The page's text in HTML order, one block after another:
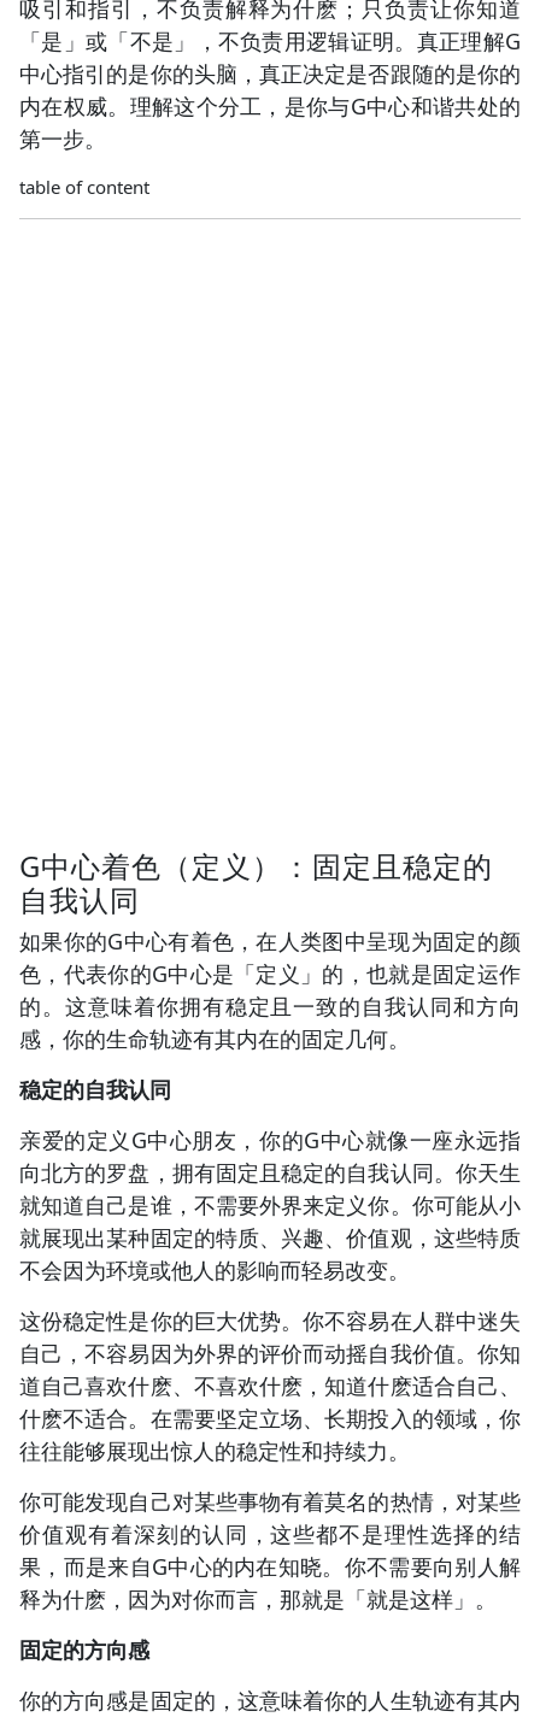
吸引和指引，不负责解释为什麽；只负责让你知道
「是」或「不是」，不负责用逻辑证明。真正理解G
中心指引的是你的头脑，真正决定是否跟随的是你的
内在权威。理解这个分工，是你与G中心和谐共处的
第一步。
table of content
G中心着色（定义）：固定且稳定的
自我认同
如果你的G中心有着色，在人类图中呈现为固定的颜
色，代表你的G中心是「定义」的，也就是固定运作
的。这意味着你拥有稳定且一致的自我认同和方向
感，你的生命轨迹有其内在的固定几何。
稳定的自我认同
亲爱的定义G中心朋友，你的G中心就像一座永远指
向北方的罗盘，拥有固定且稳定的自我认同。你天生
就知道自己是谁，不需要外界来定义你。你可能从小
就展现出某种固定的特质、兴趣、价值观，这些特质
不会因为环境或他人的影响而轻易改变。
这份稳定性是你的巨大优势。你不容易在人群中迷失
自己，不容易因为外界的评价而动摇自我价值。你知
道自己喜欢什麽、不喜欢什麽，知道什麽适合自己、
什麽不适合。在需要坚定立场、长期投入的领域，你
往往能够展现出惊人的稳定性和持续力。
你可能发现自己对某些事物有着莫名的热情，对某些
价值观有着深刻的认同，这些都不是理性选择的结
果，而是来自G中心的内在知晓。你不需要向别人解
释为什麽，因为对你而言，那就是「就是这样」。
固定的方向感
你的方向感是固定的，这意味着你的人生轨迹有其内